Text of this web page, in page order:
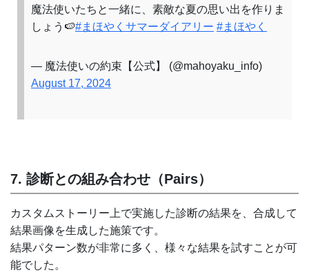
魔法使いたちと一緒に、素敵な夏の思い出を作りま
しょう🍉#まほやくサマーダイアリー #まほやく
— 魔法使いの約束【公式】 (@mahoyaku_info)
August 17, 2024
7. 診断との組み合わせ（Pairs）
カスタムストーリー上で実施した診断の結果を、合成して
結果画像を生成した施策です。
結果パターン数が非常に多く、様々な結果を試すことが可
能でした。